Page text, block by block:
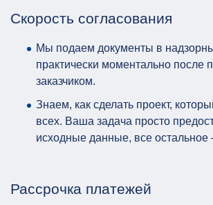
Скорость согласования
Мы подаем документы в
практически моментально после
заказчиком.
Знаем, как сделать проект,
всех. Ваша задача просто
исходные данные, все остальное
Рассрочка платежей